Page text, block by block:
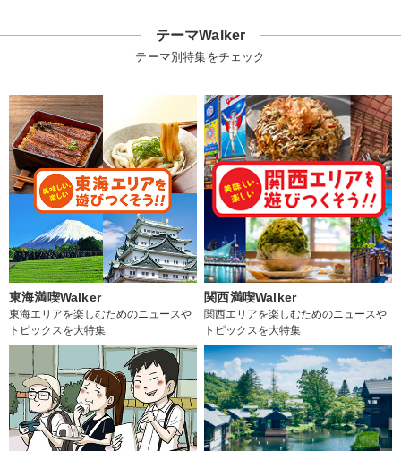
テーマWalker
テーマ別特集をチェック
東海満喫Walker
東海エリアを楽しむためのニュースや
トピックスを大特集
関西満喫Walker
関西エリアを楽しむためのニュースや
トピックスを大特集